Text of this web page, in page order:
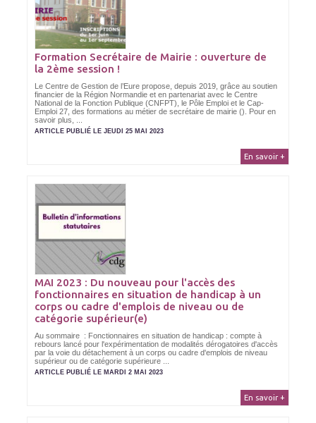
Formation Secrétaire de Mairie : ouverture de
la 2ème session !
Le Centre de Gestion de l’Eure propose, depuis 2019, grâce au soutien
financier de la Région Normandie et en partenariat avec le Centre
National de la Fonction Publique (CNFPT), le Pôle Emploi et le Cap-
Emploi 27, des formations au métier de secrétaire de mairie (). Pour en
savoir plus, ...
ARTICLE PUBLIÉ LE JEUDI 25 MAI 2023
En savoir +
MAI 2023 : Du nouveau pour l'accès des
fonctionnaires en situation de handicap à un
corps ou cadre d'emplois de niveau ou de
catégorie supérieur(e)
Au sommaire : Fonctionnaires en situation de handicap : compte à
rebours lancé pour l'expérimentation de modalités dérogatoires d'accès
par la voie du détachement à un corps ou cadre d'emplois de niveau
supérieur ou de catégorie supérieure ...
ARTICLE PUBLIÉ LE MARDI 2 MAI 2023
En savoir +